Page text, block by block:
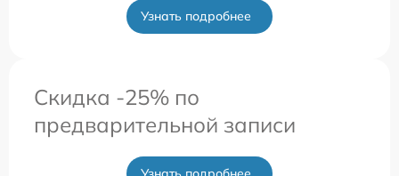
Узнать подробнее
Скидка -25% по
предварительной записи